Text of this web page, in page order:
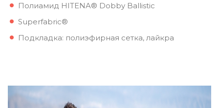
Полиамид HITENA® Dobby Ballistic
Superfabric®
Подкладка: полиэфирная сетка, лайкра